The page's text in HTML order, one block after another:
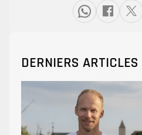
DERNIERS ARTICLES